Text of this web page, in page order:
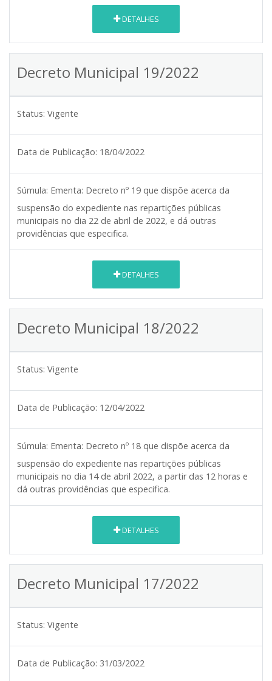
DETALHES
Decreto Municipal 19/2022
Status: Vigente
Data de Publicação: 18/04/2022
Súmula: Ementa: Decreto nº 19 que dispõe acerca da
suspensão do expediente nas repartições públicas
municipais no dia 22 de abril de 2022, e dá outras
providências que especifica.
DETALHES
Decreto Municipal 18/2022
Status: Vigente
Data de Publicação: 12/04/2022
Súmula: Ementa: Decreto nº 18 que dispõe acerca da
suspensão do expediente nas repartições públicas
municipais no dia 14 de abril 2022, a partir das 12 horas e
dá outras providências que especifica.
DETALHES
Decreto Municipal 17/2022
Status: Vigente
Data de Publicação: 31/03/2022